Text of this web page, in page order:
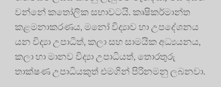
වන්නේ කතෝලික සභාවටයි. කෘෂිකර්මාන්ත
කළමනාකරණය, මනෝ විද්‍යාව හා උපදේශනය
යන විද්‍යා උපාධිත්, කලා සහ සාමයික අධ්‍යයනය,
කලා හා මානව විද්‍යා උපාධියත්, තොරතුරු
තාක්ෂණ උපාධියකුත් එමගින් පිරිනමනු ලබනවා.